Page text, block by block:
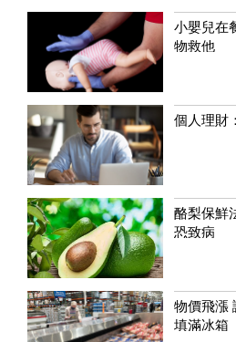
小嬰兒在
物救他
個人理財
酪梨保鮮
恐致病
物價飛漲
填滿冰箱